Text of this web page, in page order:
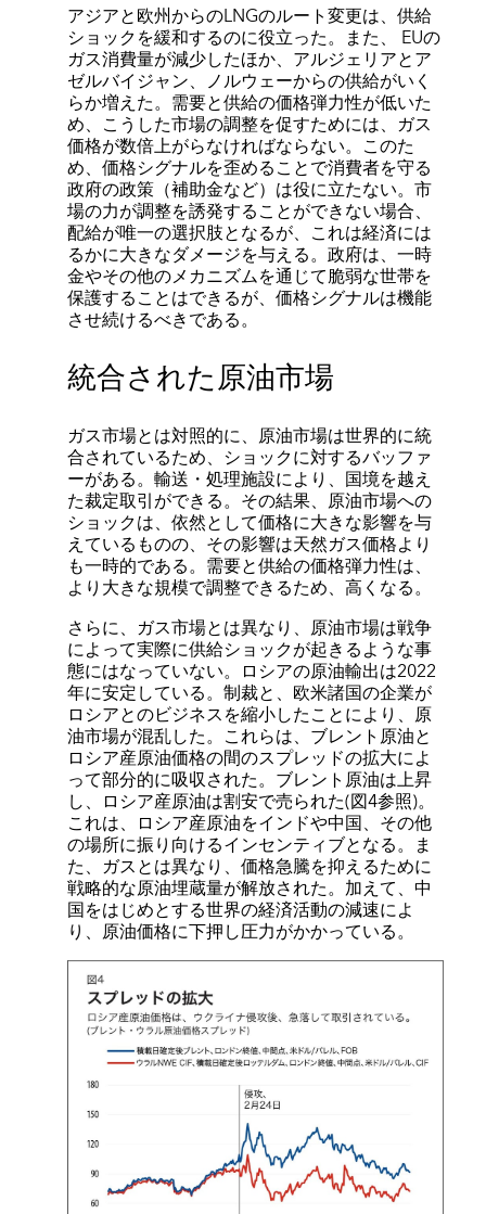
アジアと欧州からのLNGのルート変更は、供給
ショックを緩和するのに役立った。また、 EUの
ガス消費量が減少したほか、アルジェリアとア
ゼルバイジャン、ノルウェーからの供給がいく
らか増えた。需要と供給の価格弾力性が低いた
め、こうした市場の調整を促すためには、ガス
価格が数倍上がらなければならない。このた
め、価格シグナルを歪めることで消費者を守る
政府の政策（補助金など）は役に立たない。市
場の力が調整を誘発することができない場合、
配給が唯一の選択肢となるが、これは経済には
るかに大きなダメージを与える。政府は、一時
金やその他のメカニズムを通じて脆弱な世帯を
保護することはできるが、価格シグナルは機能
させ続けるべきである。
統合された原油市場
ガス市場とは対照的に、原油市場は世界的に統
合されているため、ショックに対するバッファ
ーがある。輸送・処理施設により、国境を越え
た裁定取引ができる。その結果、原油市場への
ショックは、依然として価格に大きな影響を与
えているものの、その影響は天然ガス価格より
も一時的である。需要と供給の価格弾力性は、
より大きな規模で調整できるため、高くなる。
さらに、ガス市場とは異なり、原油市場は戦争
によって実際に供給ショックが起きるような事
態にはなっていない。ロシアの原油輸出は2022
年に安定している。制裁と、欧米諸国の企業が
ロシアとのビジネスを縮小したことにより、原
油市場が混乱した。これらは、ブレント原油と
ロシア産原油価格の間のスプレッドの拡大によ
って部分的に吸収された。ブレント原油は上昇
し、ロシア産原油は割安で売られた(図4参照)。
これは、ロシア産原油をインドや中国、その他
の場所に振り向けるインセンティブとなる。ま
た、ガスとは異なり、価格急騰を抑えるために
戦略的な原油埋蔵量が解放された。加えて、中
国をはじめとする世界の経済活動の減速によ
り、原油価格に下押し圧力がかかっている。